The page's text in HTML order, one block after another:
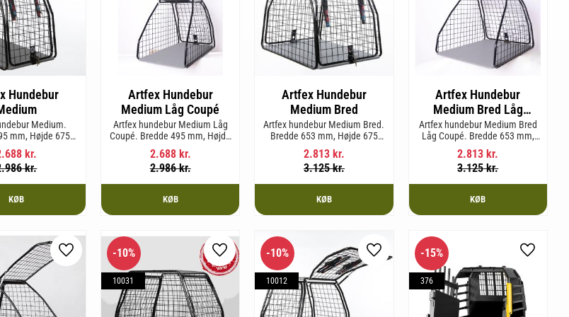
Hundebur
Medium.
mm, Højde 675
830 mm og vægt
17 kg.kr.
kr.
KØB
Artfex Hundebur
Medium Låg Coupé
Artfex hundebur Medium Låg
Coupé. Bredde 495 mm, Højde
580 mm, Dybde 830 mm og
vægt 15,2 kg.
2.688kr.
2.986kr.
KØB
Artfex Hundebur
Medium Bred
Artfex hundebur Medium Bred.
Bredde 653 mm, Højde 675
mm, Dybde 830 mm og vægt
19,7 kg.
2.813kr.
3.125kr.
KØB
Artfex Hundebur
Medium Bred Låg
Coupé
Artfex hundebur Medium Bred
Låg Coupé. Bredde 653 mm,
Højde 580 mm, Dybde 830 mm
og vægt 17,5 kg.
2.813 kr.
3.125kr.
KØB
Gem som favorit
10%
10031
Gem som favorit
10%
10012
Gem som favorit
15%
376
Gem